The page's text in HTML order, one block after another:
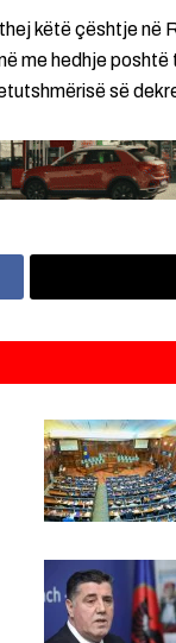
këtë çështje në
me hedhje
së